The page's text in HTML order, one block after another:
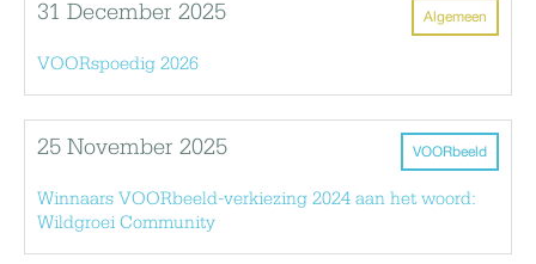
Algemeen
31 December 2025
VOORspoedig 2026
VOORbeeld
25 November 2025
Winnaars VOORbeeld-verkiezing 2024 aan het woord:
Wildgroei Community